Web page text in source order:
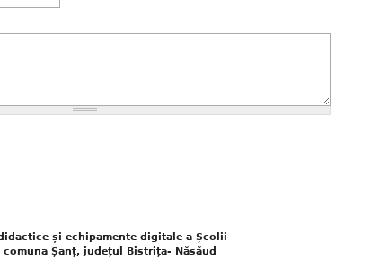
și echipamente digitale a Școlii
Șanț, județul Bistrița- Năsăud